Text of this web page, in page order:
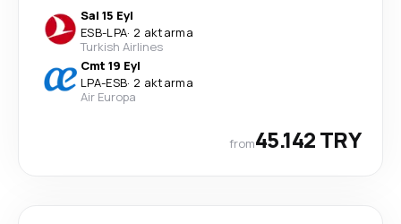
Sal 15 Eyl
ESB-LPA· 2 aktarma
Turkish Airlines
Cmt 19 Eyl
LPA-ESB· 2 aktarma
Air Europa
from45.142 TRY